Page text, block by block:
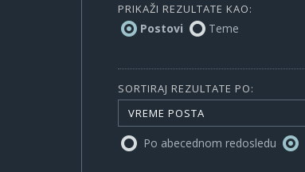
PRIKAŽI REZULTATE KAO:
Postovi Teme
SORTIRAJ REZULTATE PO:
VREME POSTA
Po abecednom redosledu